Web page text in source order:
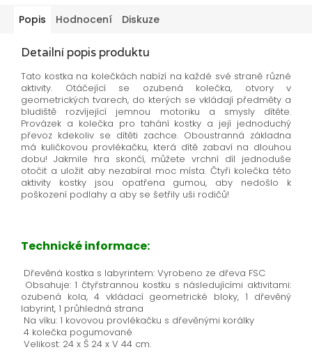
Popis Hodnocení Diskuze
Detailní popis produktu
Tato kostka na kolečkách nabízí na každé své straně různé
aktivity. Otáčející se ozubená kolečka, otvory v
geometrických tvarech, do kterých se vkládají předměty a
bludiště rozvíjející jemnou motoriku a smysly dítěte.
Provázek a kolečka pro tahání kostky a její jednoduchý
převoz kdekoliv se dítěti zachce. Oboustranná základna
má kuličkovou provlékačku, která dítě zabaví na dlouhou
dobu! Jakmile hra skončí, můžete vrchní díl jednoduše
otočit a uložit aby nezabíral moc místa. Čtyři kolečka této
aktivity kostky jsou opatřena gumou, aby nedošlo k
poškození podlahy a aby se šetřily uši rodičů!
Technické informace:
Dřevěná kostka s labyrintem: Vyrobeno ze dřeva FSC
Obsahuje: 1 čtyřstrannou kostku s následujícími aktivitami:
ozubená kola, 4 vkládací geometrické bloky, 1 dřevěný
labyrint, 1 průhledná strana
Na víku: 1 kovovou provlékačku s dřevěnými korálky
4 kolečka pogumované
Velikost: 24 x Š 24 x V 44 cm.